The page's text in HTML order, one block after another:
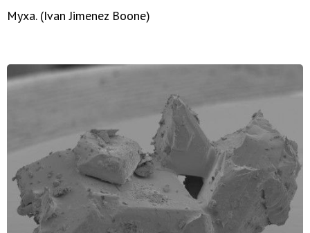
Муха. (Ivan Jimenez Boone)